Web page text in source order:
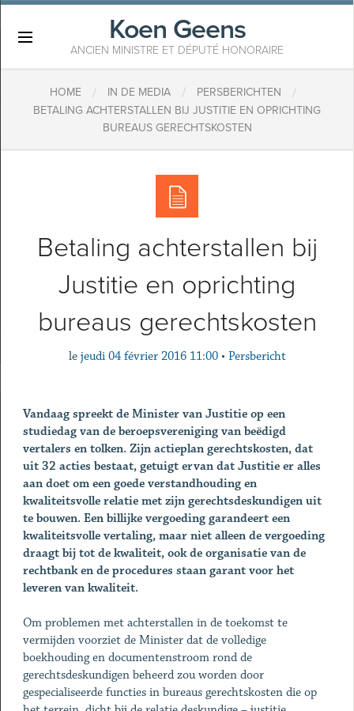
Koen Geens
ANCIEN MINISTRE ET DÉPUTÉ HONORAIRE
HOME / IN DE MEDIA / PERSBERICHTEN /
BETALING ACHTERSTALLEN BIJ JUSTITIE EN OPRICHTING
BUREAUS GERECHTSKOSTEN
Betaling achterstallen bij
Justitie en oprichting
bureaus gerechtskosten
le jeudi 04 février 2016 11:00 • Persbericht
Vandaag spreekt de Minister van Justitie op een
studiedag van de beroepsvereniging van beëdigd
vertalers en tolken. Zijn actieplan gerechtskosten, dat
uit 32 acties bestaat, getuigt ervan dat Justitie er alles
aan doet om een goede verstandhouding en
kwaliteitsvolle relatie met zijn gerechtsdeskundigen uit
te bouwen. Een billijke vergoeding garandeert een
kwaliteitsvolle vertaling, maar niet alleen de vergoeding
draagt bij tot de kwaliteit, ook de organisatie van de
rechtbank en de procedures staan garant voor het
leveren van kwaliteit.
Om problemen met achterstallen in de toekomst te
vermijden voorziet de Minister dat de volledige
boekhouding en documentenstroom rond de
gerechtsdeskundigen beheerd zou worden door
gespecialiseerde functies in bureaus gerechtskosten die op